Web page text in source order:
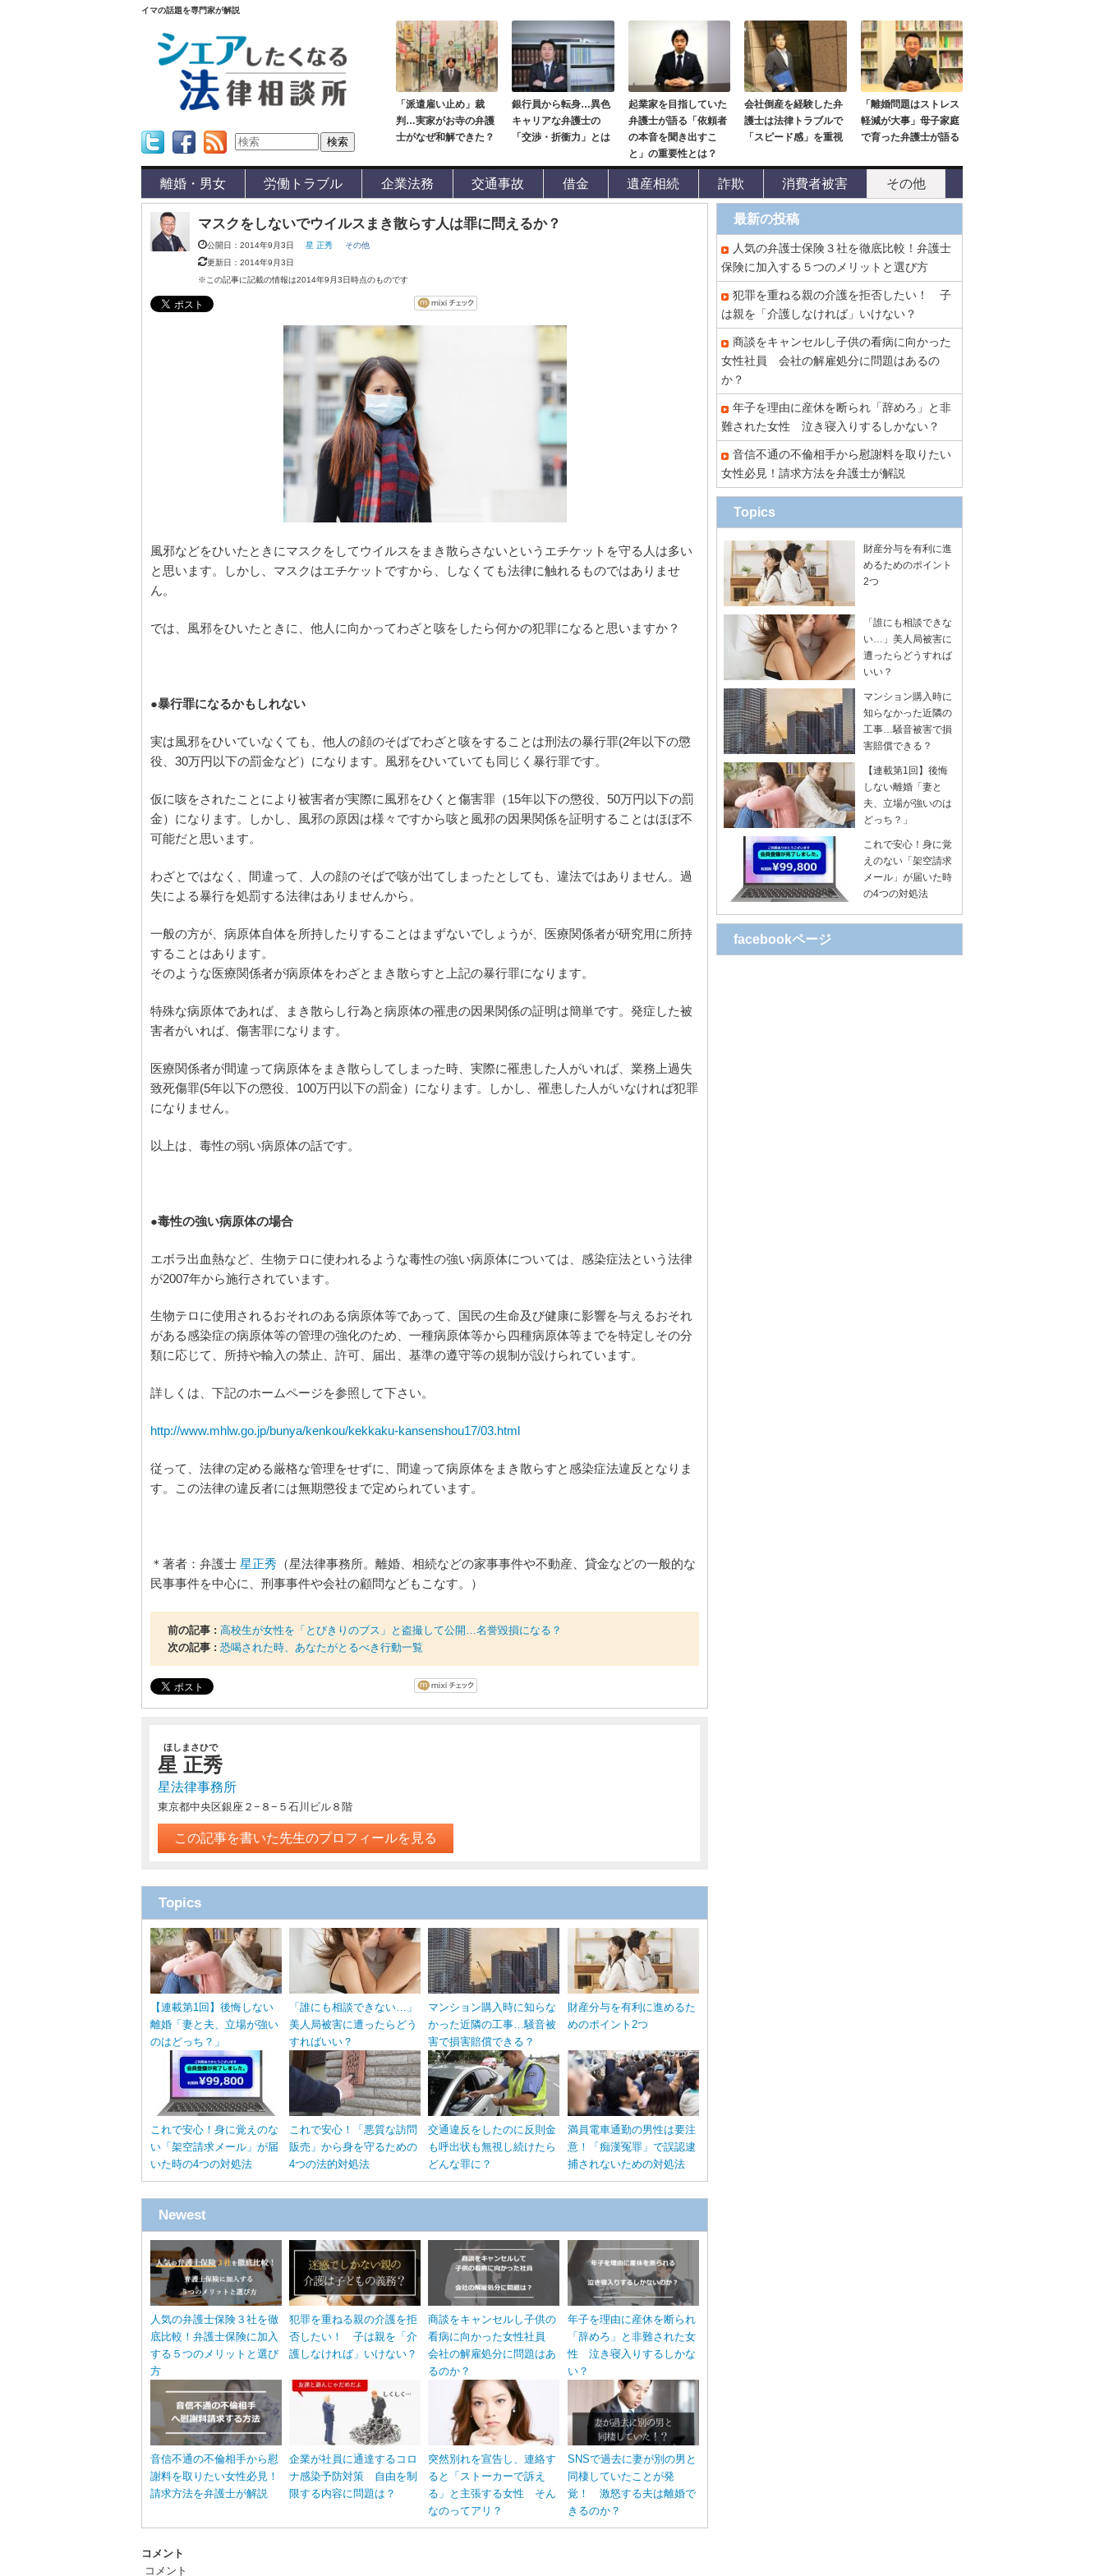
イマの話題を専門家が解説
「派遣雇い止め」裁
判…実家がお寺の弁護
士がなぜ和解できた？
銀行員から転身…異色
キャリアな弁護士の
「交渉・折衝力」とは
起業家を目指していた
弁護士が語る「依頼者
の本音を聞き出すこ
と」の重要性とは？
会社倒産を経験した弁
護士は法律トラブルで
「スピード感」を重視
「離婚問題はストレス
軽減が大事」母子家庭
で育った弁護士が語る
離婚・男女 労働トラブル 企業法務 交通事故 借金 遺産相続 詐欺 消費者被害 その他
マスクをしないでウイルスまき散らす人は罪に問えるか？
公開日：2014年9月3日 星 正秀
その他
更新日：2014年9月3日
※この記事に記載の情報は2014年9月3日時点のものです
風邪などをひいたときにマスクをしてウイルスをまき散らさないというエチケットを守る人は多い
と思います。しかし、マスクはエチケットですから、しなくても法律に触れるものではありませ
ん。
では、風邪をひいたときに、他人に向かってわざと咳をしたら何かの犯罪になると思いますか？
●暴行罪になるかもしれない
実は風邪をひいていなくても、他人の顔のそばでわざと咳をすることは刑法の暴行罪(2年以下の懲
役、30万円以下の罰金など）になります。風邪をひいていても同じく暴行罪です。
仮に咳をされたことにより被害者が実際に風邪をひくと傷害罪（15年以下の懲役、50万円以下の罰
金）になります。しかし、風邪の原因は様々ですから咳と風邪の因果関係を証明することはほぼ不
可能だと思います。
わざとではなく、間違って、人の顔のそばで咳が出てしまったとしても、違法ではありません。過
失による暴行を処罰する法律はありませんから。
一般の方が、病原体自体を所持したりすることはまずないでしょうが、医療関係者が研究用に所持
することはあります。
そのような医療関係者が病原体をわざとまき散らすと上記の暴行罪になります。
特殊な病原体であれば、まき散らし行為と病原体の罹患の因果関係の証明は簡単です。発症した被
害者がいれば、傷害罪になります。
医療関係者が間違って病原体をまき散らしてしまった時、実際に罹患した人がいれば、業務上過失
致死傷罪(5年以下の懲役、100万円以下の罰金）になります。しかし、罹患した人がいなければ犯罪
になりません。
以上は、毒性の弱い病原体の話です。
●毒性の強い病原体の場合
エボラ出血熱など、生物テロに使われるような毒性の強い病原体については、感染症法という法律
が2007年から施行されています。
生物テロに使用されるおそれのある病原体等であって、国民の生命及び健康に影響を与えるおそれ
がある感染症の病原体等の管理の強化のため、一種病原体等から四種病原体等までを特定しその分
類に応じて、所持や輸入の禁止、許可、届出、基準の遵守等の規制が設けられています。
詳しくは、下記のホームページを参照して下さい。
http://www.mhlw.go.jp/bunya/kenkou/kekkaku-kansenshou17/03.html
従って、法律の定める厳格な管理をせずに、間違って病原体をまき散らすと感染症法違反となりま
す。この法律の違反者には無期懲役まで定められています。
＊著者：弁護士 星正秀 （星法律事務所。離婚、相続などの家事事件や不動産、貸金などの一般的な
民事事件を中心に、刑事事件や会社の顧問などもこなす。）
前の記事 : 高校生が女性を「とびきりのブス」と盗撮して公開…名誉毀損になる？
次の記事 : 恐喝された時、あなたがとるべき行動一覧
星 正秀
ほしまさひで
星法律事務所
東京都中央区銀座２−８−５石川ビル８階
この記事を書いた先生のプロフィールを見る
Topics
【連載第1回】後悔しない
離婚「妻と夫、立場が強い
のはどっち？」
「誰にも相談できない…」
美人局被害に遭ったらどう
すればいい？
マンション購入時に知らな
かった近隣の工事…騒音被
害で損害賠償できる？
財産分与を有利に進めるた
めのポイント2つ
これで安心！身に覚えのな
い「架空請求メール」が届
いた時の4つの対処法
これで安心！「悪質な訪問
販売」から身を守るための
4つの法的対処法
交通違反をしたのに反則金
も呼出状も無視し続けたら
どんな罪に？
満員電車通勤の男性は要注
意！「痴漢冤罪」で誤認逮
捕されないための対処法
Newest
人気の弁護士保険３社を徹
底比較！弁護士保険に加入
する５つのメリットと選び
方
犯罪を重ねる親の介護を拒
否したい！ 子は親を「介
護しなければ」いけない？
商談をキャンセルし子供の
看病に向かった女性社員
会社の解雇処分に問題はあ
るのか？
年子を理由に産休を断られ
「辞めろ」と非難された女
性 泣き寝入りするしかな
い？
音信不通の不倫相手から慰
謝料を取りたい女性必見！
請求方法を弁護士が解説
企業が社員に通達するコロ
ナ感染予防対策 自由を制
限する内容に問題は？
突然別れを宣告し、連絡す
ると「ストーカーで訴え
る」と主張する女性 そん
なのってアリ？
SNSで過去に妻が別の男と
同棲していたことが発
覚！ 激怒する夫は離婚で
きるのか？
コメント
コメント
最新の投稿
人気の弁護士保険３社を徹底比較！弁護士
保険に加入する５つのメリットと選び方
犯罪を重ねる親の介護を拒否したい！ 子
は親を「介護しなければ」いけない？
商談をキャンセルし子供の看病に向かった
女性社員 会社の解雇処分に問題はあるの
か？
年子を理由に産休を断られ「辞めろ」と非
難された女性 泣き寝入りするしかない？
音信不通の不倫相手から慰謝料を取りたい
女性必見！請求方法を弁護士が解説
Topics
財産分与を有利に進
めるためのポイント
2つ
「誰にも相談できな
い…」美人局被害に
遭ったらどうすれば
いい？
マンション購入時に
知らなかった近隣の
工事…騒音被害で損
害賠償できる？
【連載第1回】後悔
しない離婚「妻と
夫、立場が強いのは
どっち？」
これで安心！身に覚
えのない「架空請求
メール」が届いた時
の4つの対処法
facebookページ